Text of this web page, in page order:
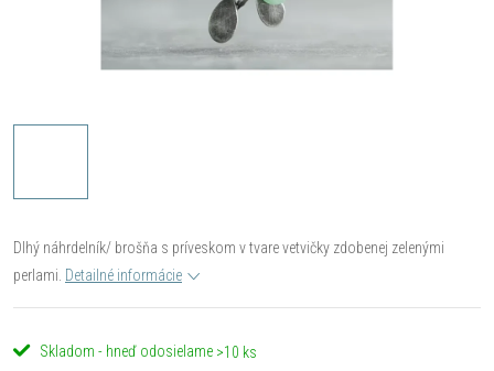
Dlhý náhrdelník/ brošňa s príveskom v tvare vetvičky zdobenej zelenými
perlami. Detailné informácie
Skladom - hneď odosielame >10 ks